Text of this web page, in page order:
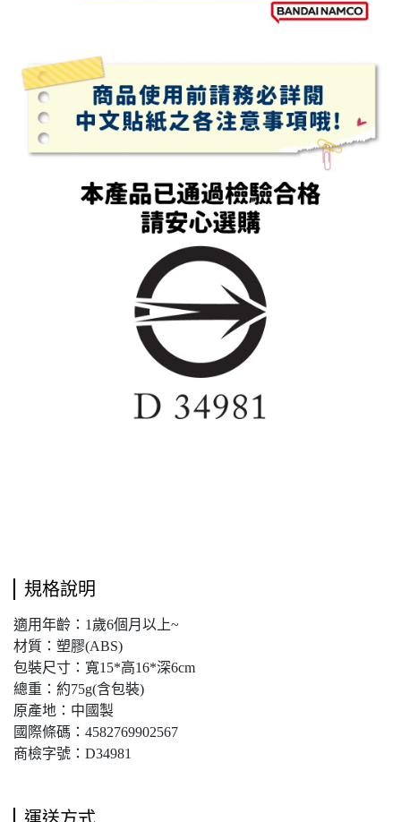
規格說明
適用年齡：1歲6個月以上~
材質：塑膠(ABS)
包裝尺寸：寬15*高16*深6cm
總重：約75g(含包裝)
原產地：中國製
國際條碼：4582769902567
商檢字號：D34981